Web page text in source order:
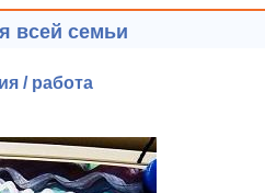
всей семьи
/ работа